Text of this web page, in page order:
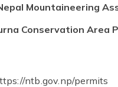
Mountaineering
Conservation Area
ntb.gov.np/permits